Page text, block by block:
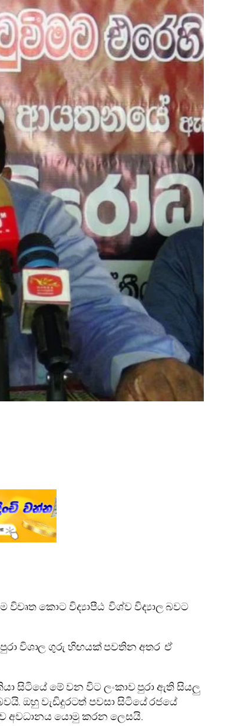
කොට‍ විද්‍යාපීඨ විශ්ව විද්‍යාල බවට
විශාල ගුරු හිඟයක් පවතින අතර ඒ
සිටියේ මේ වන විට ලංකාව පුරා ඇති සියලු
ඔහු වැඩිදුරටත් පවසා සිටියේ රජයේ
අවධානය යොමු කරන ලෙසයි.